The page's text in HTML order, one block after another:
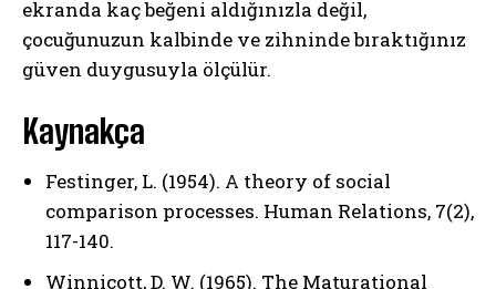
ekranda kaç beğeni aldığınızla değil,
çocuğunuzun kalbinde ve zihninde bıraktığınız
güven duygusuyla ölçülür.
Kaynakça
Festinger, L. (1954). A theory of social
comparison processes. Human Relations, 7(2),
117-140.
Winnicott, D. W. (1965). The Maturational